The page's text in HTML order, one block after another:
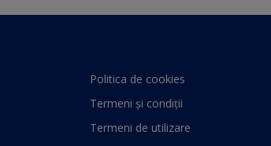
Politica de cookies
Termeni și condiții
Termeni de utilizare